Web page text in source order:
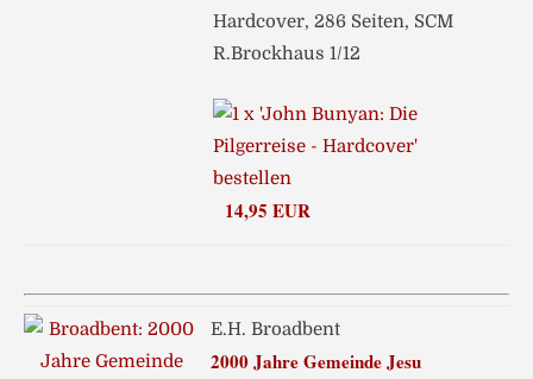
Hardcover, 286 Seiten, SCM
R.Brockhaus 1/12
14,95 EUR
E.H. Broadbent
2000 Jahre Gemeinde Jesu